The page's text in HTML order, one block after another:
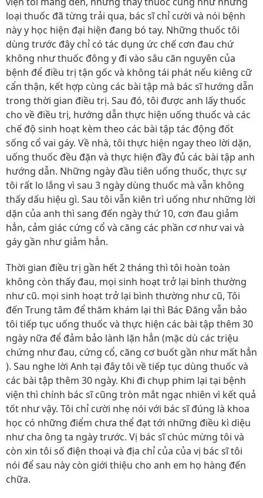
loại thuốc đã từng trải qua, bác sĩ chỉ cười và nói bệnh
này y học hiện đại hiện đang bó tay. Những thuốc tôi
dùng trước đây chỉ có tác dụng ức chế cơn đau chứ
không như thuốc đông y đi vào sâu căn nguyên của
bệnh để điều trị tận gốc và không tái phát nếu kiêng cữ
cẩn thận, kết hợp cùng các bài tập mà bác sĩ hướng dẫn
trong thời gian điều trị. Sau đó, tôi được anh lấy thuốc
cho về điều trị, hướng dẫn thực hiện uống thuốc và các
chế độ sinh hoạt kèm theo các bài tập tác động đốt
sống cổ vai gáy. Về nhà, tôi thực hiện ngay theo lời dặn,
uống thuốc đều đặn và thực hiện đầy đủ các bài tập anh
hướng dẫn. Những ngày đầu tiên uống thuốc, thực sự
tôi rất lo lắng vì sau 3 ngày dùng thuốc mà vẫn không
thấy dấu hiệu gì. Sau tôi vẫn kiên trì uống như những lời
dặn của anh thì sang đến ngày thứ 10, cơn đau giảm
hẳn, cảm giác cứng cổ và căng các phần cơ như vai và
gáy gần như giảm hẳn.
Thời gian điều trị gần hết 2 tháng thì tôi hoàn toàn
không còn thấy đau, mọi sinh hoạt trở lại bình thường
như cũ. mọi sinh hoạt trở lại bình thường như cũ, Tôi
đến Trung tâm để thăm khám lại thì Bác Đăng vẫn bảo
tôi tiếp tục uống thuốc và thực hiện các bài tập thêm 30
ngày nữa để đảm bảo lành lặn hẳn (mặc dù các triệu
chứng như đau, cứng cổ, căng cơ buốt gần như mất hẳn
). Sau nghe lời Anh tại đây tôi về tiếp tục dùng thuốc và
các bài tập thêm 30 ngày. Khi đi chụp phim lại tại bệnh
viện thì chính bác sĩ cũng tròn mắt ngạc nhiên vì kết quả
tốt như vậy. Tôi chỉ cười nhẹ nói với bác sĩ đúng là khoa
học có những điểm chưa thể đạt tới những điều kì diệu
như cha ông ta ngày trước. Vị bác sĩ chúc mừng tôi và
còn xin tôi số điện thoại và địa chỉ của của vị bác sĩ tôi
nói để sau này còn giới thiệu cho anh em họ hàng đến
chữa.